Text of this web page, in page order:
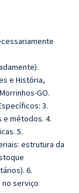
e História,
GO.
3.
e métodos. 4.
5.
estrutura da
6.
serviço